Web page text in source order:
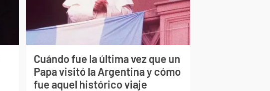
Cuándo fue la última vez que un
Papa visitó la Argentina y cómo
fue aquel histórico viaje